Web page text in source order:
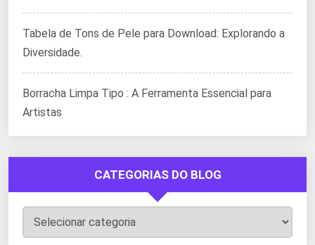
Tabela de Tons de Pele para Download: Explorando a
Diversidade.
Borracha Limpa Tipo : A Ferramenta Essencial para
Artistas
CATEGORIAS DO BLOG
Categorias
do